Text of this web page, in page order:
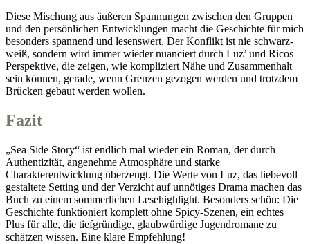
Diese Mischung aus äußeren Spannungen zwischen den Gruppen
und den persönlichen Entwicklungen macht die Geschichte für mich
besonders spannend und lesenswert. Der Konflikt ist nie schwarz-
weiß, sondern wird immer wieder nuanciert durch Luz’ und Ricos
Perspektive, die zeigen, wie kompliziert Nähe und Zusammenhalt
sein können, gerade, wenn Grenzen gezogen werden und trotzdem
Brücken gebaut werden wollen.
Fazit
„Sea Side Story“ ist endlich mal wieder ein Roman, der durch
Authentizität, angenehme Atmosphäre und starke
Charakterentwicklung überzeugt. Die Werte von Luz, das liebevoll
gestaltete Setting und der Verzicht auf unnötiges Drama machen das
Buch zu einem sommerlichen Lesehighlight. Besonders schön: Die
Geschichte funktioniert komplett ohne Spicy-Szenen, ein echtes
Plus für alle, die tiefgründige, glaubwürdige Jugendromane zu
schätzen wissen. Eine klare Empfehlung!